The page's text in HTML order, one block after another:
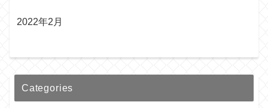
2022年2月
Categories